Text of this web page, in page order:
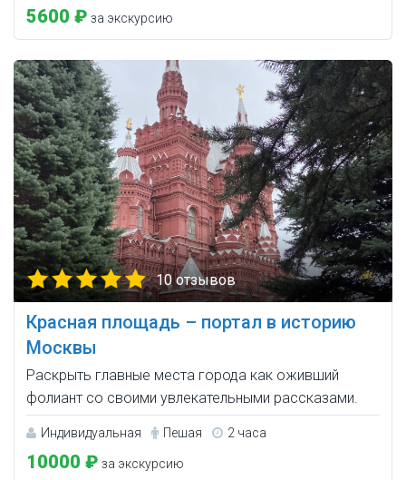
5600 ₽ за экскурсию
10 отзывов
Красная площадь – портал в историю
Москвы
Раскрыть главные места города как оживший
фолиант со своими увлекательными рассказами.
Индивидуальная Пешая 2 часа
10000 ₽ за экскурсию